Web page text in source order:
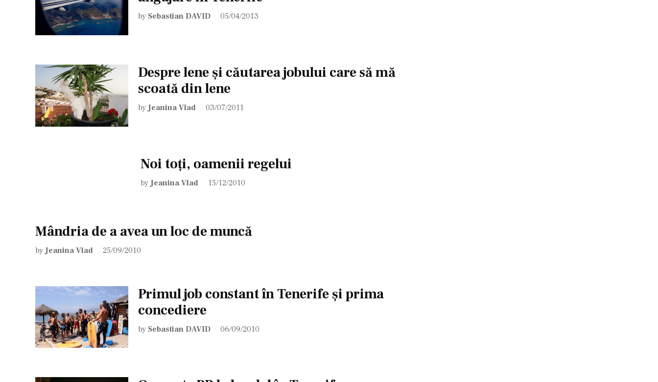
by Sebastian DAVID 05/04/2013
Despre lene și căutarea jobului care să mă
scoată din lene
by Jeanina Vlad 03/07/2011
Noi toţi, oamenii regelui
by Jeanina Vlad 15/12/2010
Mândria de a avea un loc de muncă
by Jeanina Vlad 25/09/2010
Primul job constant în Tenerife şi prima
concediere
by Sebastian DAVID 06/09/2010